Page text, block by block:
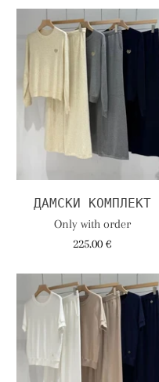
ДАМСКИ КОМПЛЕКТ
Only with order
225.00 €